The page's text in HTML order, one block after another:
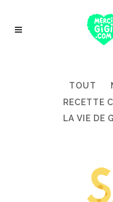
TOUT
RECETTE
LA VIE DE